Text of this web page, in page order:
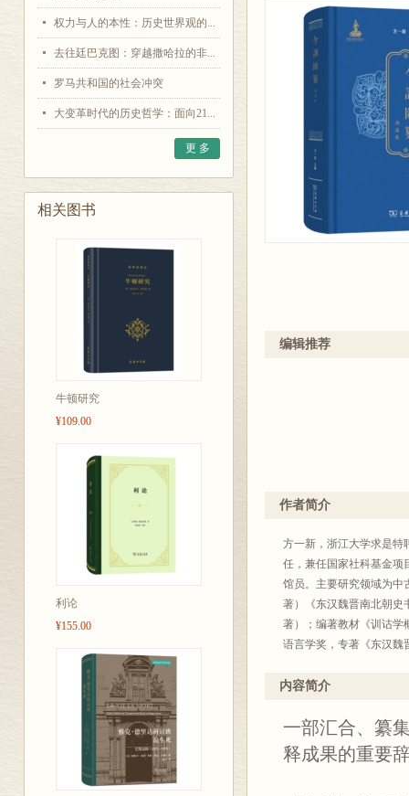
权力与人的本性：历史世界观的...
去往廷巴克图：穿越撒哈拉的非...
罗马共和国的社会冲突
大变革时代的历史哲学：面向21...
更 多
相关图书
牛顿研究
¥109.00
利论
¥155.00
编辑推荐
作者简介
方一新，浙江大学求是特
任，兼任国家社科基金项
馆员。主要研究领域为中
著）《东汉魏晋南北朝史
著）；编著教材《训诂学
语言学奖，专著《东汉魏
等奖，专著《东汉疑伪佛
内容简介
一部汇合、纂
释成果的重要